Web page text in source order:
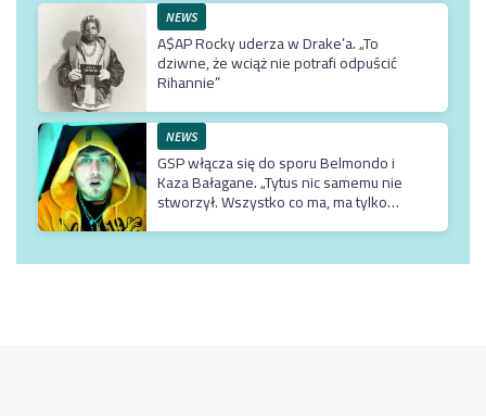
NEWS
A$AP Rocky uderza w Drake’a. „To
dziwne, że wciąż nie potrafi odpuścić
Rihannie”
NEWS
GSP włącza się do sporu Belmondo i
Kaza Bałagane. „Tytus nic samemu nie
stworzył. Wszystko co ma, ma tylko
TVN-ie”